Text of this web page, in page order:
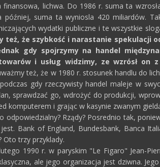
finansowa, lichwa. Do 1986 r. suma ta
później, suma ta wyniosla 420 miliardów.
wydatki publiczne i te wszystkie
też, że szybkość i narastanie spekulacji
gdy spojrzymy na handel
i usług widzimy, ze wzrósł on
też, że w 1980 r. stosunek handlu do
gdy rzeczywisty handel maleje w
sprawdzać go, wdrożyć do produkcji,
komputerem i grając w kasynie zwanym
odpowiedzialny? Rządy? Posrednio tak,
Bank of England, Bundesbank, Banca
Oto trzy przyklady.
1990 r. w paryskim "Le Figaro" Jean-
ale jego organizacja jest dziwna.